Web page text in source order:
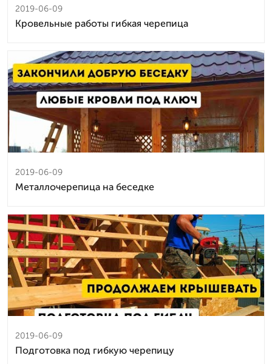
2019-06-09
Кровельные работы гибкая черепица
2019-06-09
Металлочерепица на беседке
2019-06-09
Подготовка под гибкую черепицу